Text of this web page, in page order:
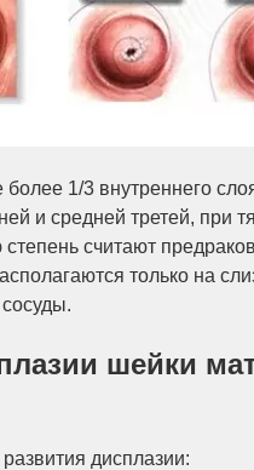
1/3 внутреннего
и средней третей,
считают
только на
шейки
дисплазии: